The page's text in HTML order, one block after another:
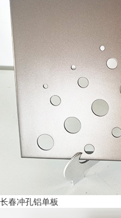
长春冲孔铝单板